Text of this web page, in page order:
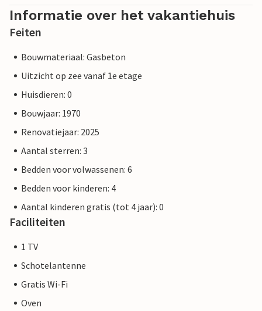
Informatie over het vakantiehuis
Feiten
Bouwmateriaal: Gasbeton
Uitzicht op zee vanaf 1e etage
Huisdieren: 0
Bouwjaar: 1970
Renovatiejaar: 2025
Aantal sterren: 3
Bedden voor volwassenen: 6
Bedden voor kinderen: 4
Aantal kinderen gratis (tot 4 jaar): 0
Faciliteiten
1 TV
Schotelantenne
Gratis Wi-Fi
Oven